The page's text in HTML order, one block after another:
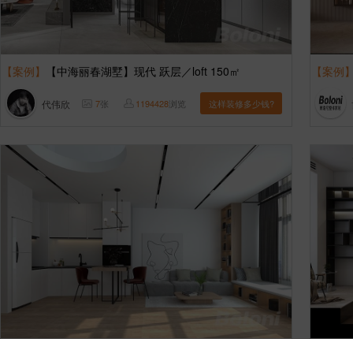
【案例】 【中海丽春湖墅】现代 跃层／loft 150㎡
代伟欣 7张 1194428浏览 这样装修多少钱?
【案例